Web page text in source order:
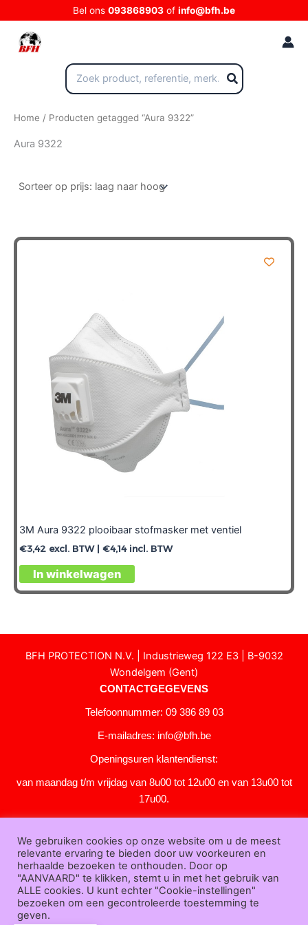
naar
Bel ons 093868903 of info@bfh.be
Zoeken
naar:
Home / Producten getagged “Aura 9322”
Aura 9322
3M Aura 9322 plooibaar stofmasker met ventiel
€3,42 excl. BTW | €4,14incl. BTW
In winkelwagen
BFH PROTECTION N.V. | Industrieweg 122 E3 | B-9032
Wondelgem (Gent)
CONTACTGEGEVENS
Telefoonnummer: 09 386 89 03
E-mailadres: info@bfh.be
Openingsuren klantendienst:
van maandag t/m vrijdag van 8u00 tot 12u00 en van 13u00 tot
17u00.
KLANTENSERVICE
Over
ons|Bedrijfsgegevens|F.A.Q.|Bestelprocedure|Betaling|
ending| Retourneren|Downloads|Dealers|Bedrukken
We gebruiken cookies op onze website om u de meest
relevante ervaring te bieden door uw voorkeuren en
herhaalde bezoeken te onthouden. Door op
"AANVAARD" te klikken, stemt u in met het gebruik van
ALLE cookies. U kunt echter "Cookie-instellingen"
bezoeken om een gecontroleerde toestemming te
geven.